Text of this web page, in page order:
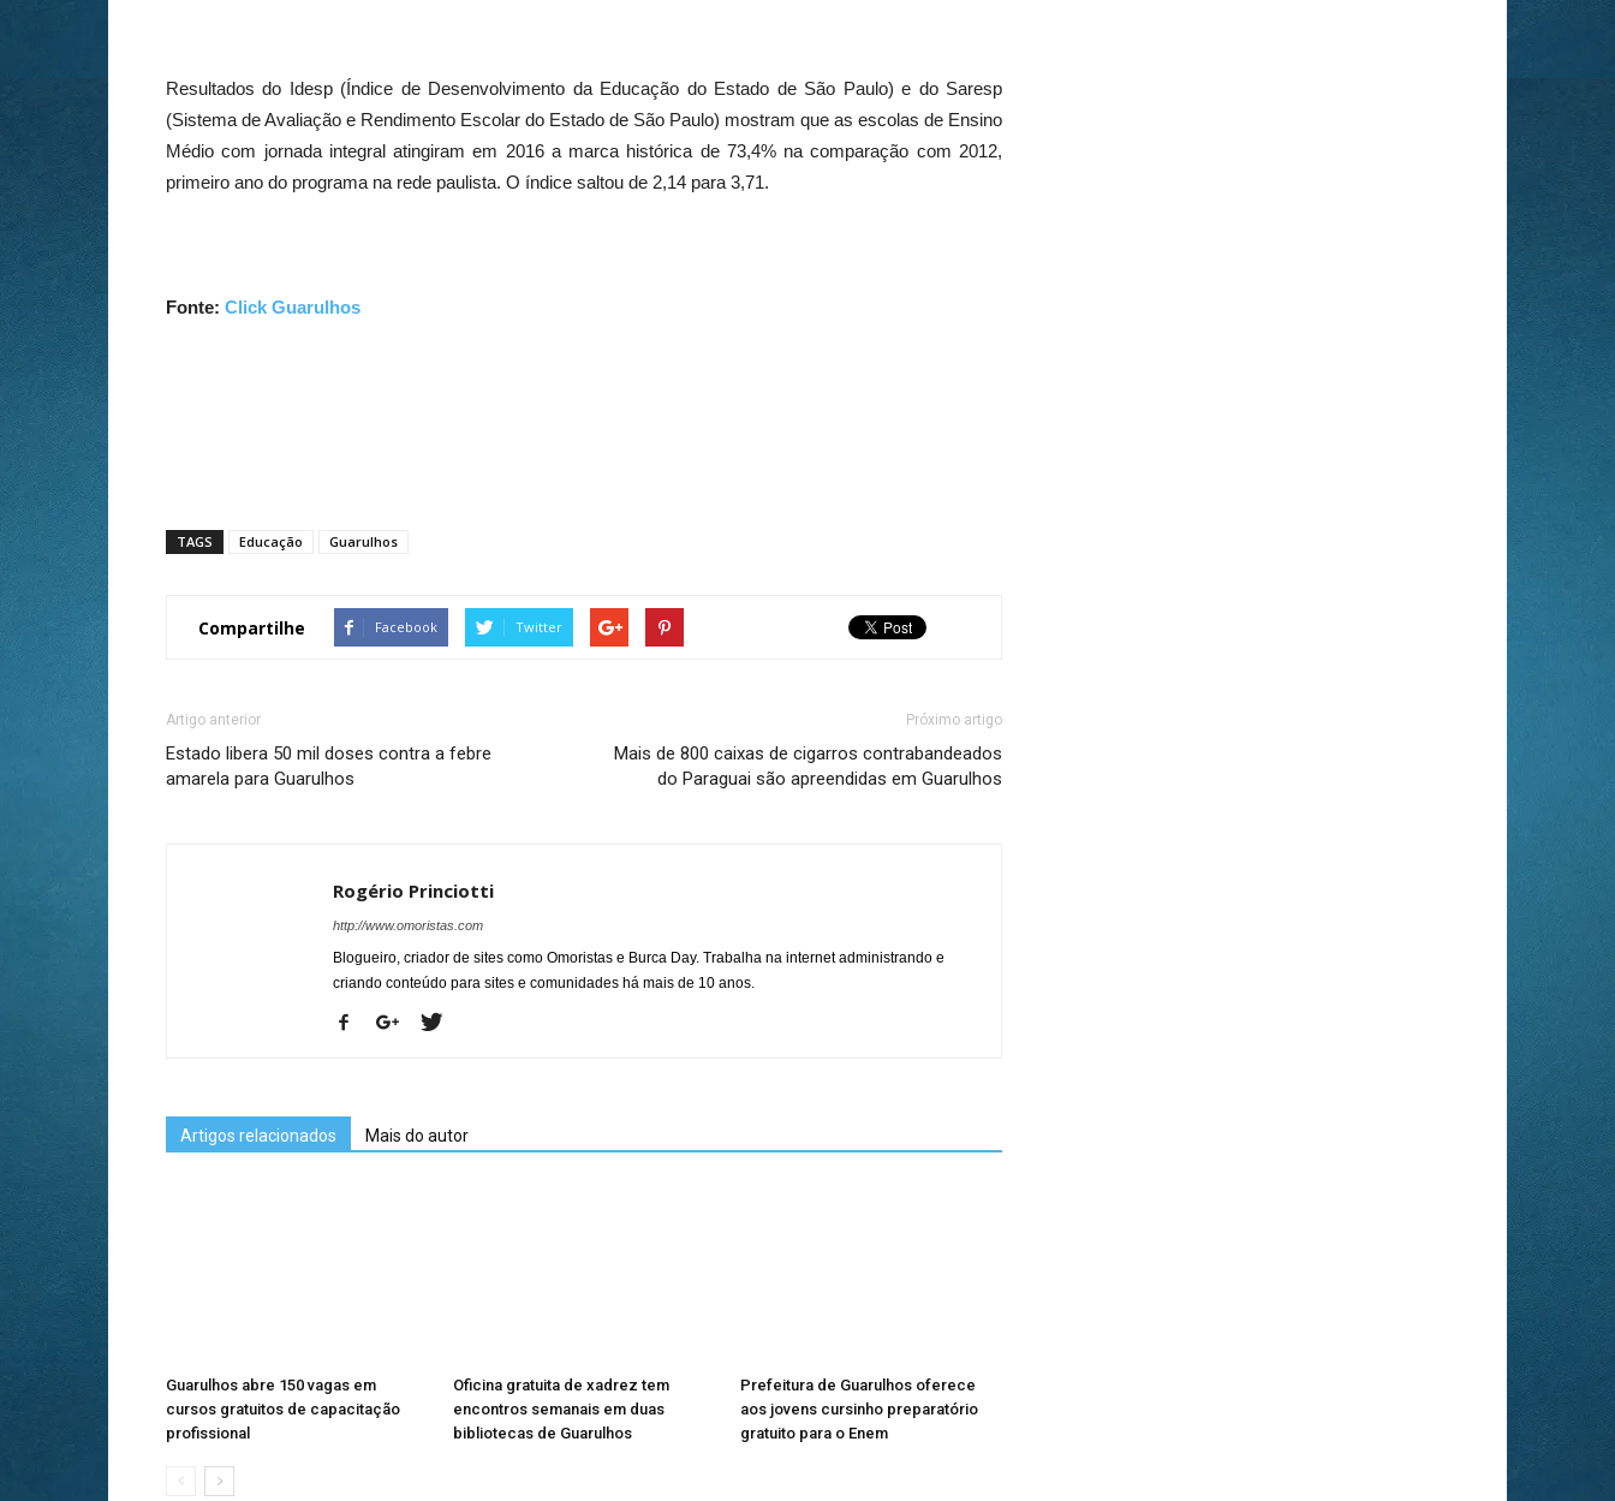
Resultados do Idesp (Índice de Desenvolvimento da Educação do Estado de São Paulo) e do Saresp
(Sistema de Avaliação e Rendimento Escolar do Estado de São Paulo) mostram que as escolas de Ensino
Médio com jornada integral atingiram em 2016 a marca histórica de 73,4% na comparação com 2012,
primeiro ano do programa na rede paulista. O índice saltou de 2,14 para 3,71.
Fonte: Click Guarulhos
TAGS Educação Guarulhos
Compartilhe Facebook Twitter
Artigo anterior
Estado libera 50 mil doses contra a febre
amarela para Guarulhos
Próximo artigo
Mais de 800 caixas de cigarros contrabandeados
do Paraguai são apreendidas em Guarulhos
Rogério Princiotti
http://www.omoristas.com
Blogueiro, criador de sites como Omoristas e Burca Day. Trabalha na internet administrando e
criando conteúdo para sites e comunidades há mais de 10 anos.
Artigos relacionados Mais do autor
Guarulhos abre 150 vagas em
cursos gratuitos de capacitação
profissional
Oficina gratuita de xadrez tem
encontros semanais em duas
bibliotecas de Guarulhos
Prefeitura de Guarulhos oferece
aos jovens cursinho preparatório
gratuito para o Enem